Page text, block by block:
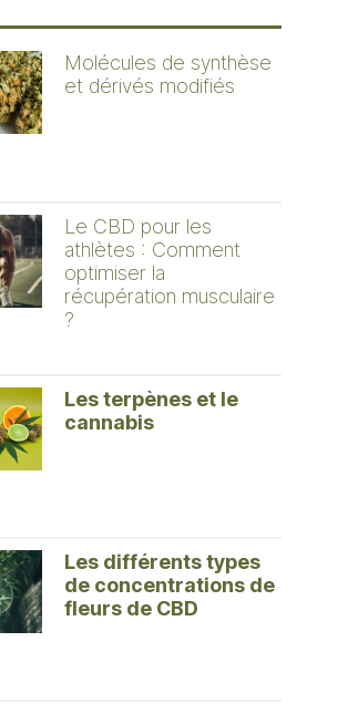
Molécules de synthèse
et dérivés modifiés
Le CBD pour les
athlètes : Comment
optimiser la
récupération musculaire
?
Les terpènes et le
cannabis
Les différents types
de concentrations de
fleurs de CBD